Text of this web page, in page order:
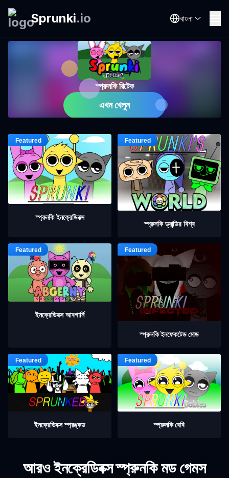
Sprunki.io বাংলা
স্প্রুনকি রিটেক
এখন খেলুন
স্প্রুনকি ইনক্রেডিবক্স
স্প্রুনকি ড্যান্ডির বিশ্ব
ইনক্রেডিবক্স আবগার্নি
স্প্রুনকি ইনফেকটেড মোড
ইনক্রেডিবক্স স্প্রঙ্কড স্প্রুনকি বেবি
আরও ইনক্রেডিবক্স স্প্রুনকি মড গেমস